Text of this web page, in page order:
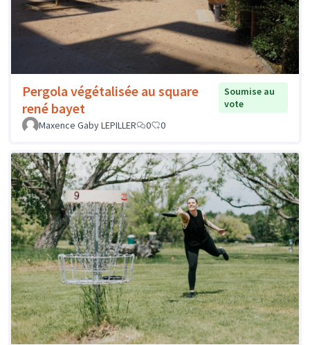
Pergola végétalisée au square
rené bayet
Soumise au
vote
Maxence Gaby LEPILLER
0 0